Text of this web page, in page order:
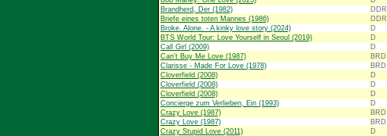
Brandherd, Der (1982)
DDR
Briefe eines toten Mannes (1986)
DDR
Broke. Alone. - A kinky love story (2024)
D
BTS World Tour: Love Yourself in Seoul (2019)
D
Call Girl (2009)
D
Can't Buy Me Love (1987)
BRD
Clarisse - Made For Love (1978)
BRD
Cloverfield (2008)
D
Cloverfield (2008)
D
Cloverfield (2008)
D
Concierge zum Verlieben, Ein (1993)
D
Crazy Love (1987)
BRD
Crazy Love (1987)
BRD
Crazy Stupid Love (2011)
D